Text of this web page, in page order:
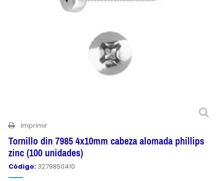
Imprimir
Tornillo din 7985 4x10mm cabeza alomada phillips
zinc (100 unidades)
Código: 3279850410